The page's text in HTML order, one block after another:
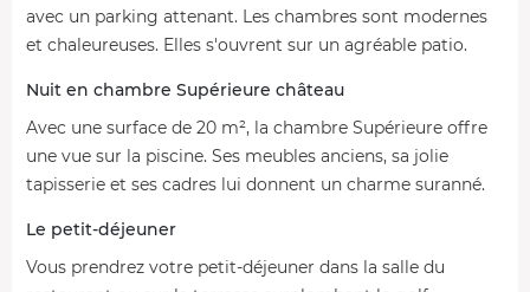
avec un parking attenant. Les chambres sont modernes
et chaleureuses. Elles s'ouvrent sur un agréable patio.
Nuit en chambre Supérieure château
Avec une surface de 20 m², la chambre Supérieure offre
une vue sur la piscine. Ses meubles anciens, sa jolie
tapisserie et ses cadres lui donnent un charme suranné.
Le petit-déjeuner
Vous prendrez votre petit-déjeuner dans la salle du